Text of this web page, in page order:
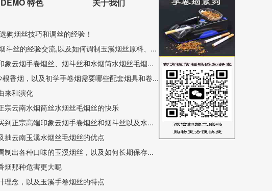
购烟丝技巧和调丝的经验！
斗丝的经验交流,以及如何调制玉溪烟丝原料、...
云烟手卷烟丝、烟斗丝和水烟筒水烟丝毛烟...
香烟，以及初学手卷烟需要哪些配套烟具和卷...
来和演化
宗云南水烟筒丝水烟丝毛烟丝的快乐
正宗高端印象云烟手卷烟丝和烟斗丝以及水...
抽云南玉溪水烟丝毛烟丝的优点
出各种口味的玉溪烟丝，以及如何长期保存...
烟那种危害更大呢
理念，以及玉溪手卷烟丝的特点